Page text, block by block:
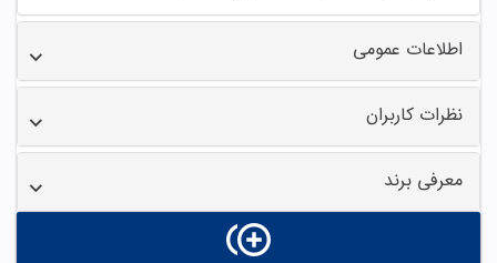
اطلاعات عمومی
نظرات کاربران
معرفی برند